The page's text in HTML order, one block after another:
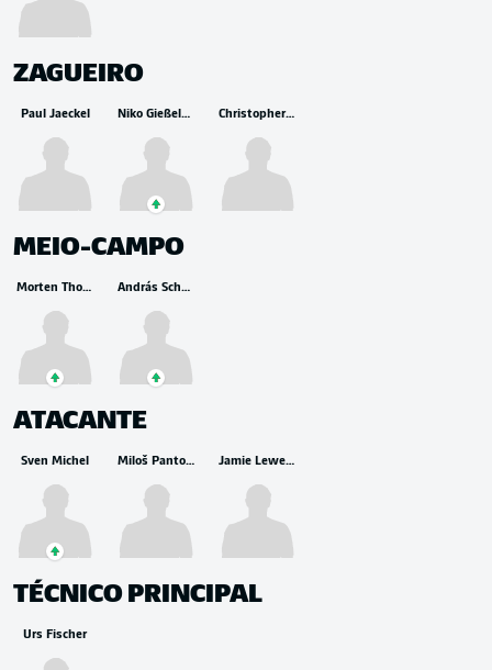
ZAGUEIRO
Paul Jaeckel Niko Gießelmann Christopher Trimmel
MEIO-CAMPO
Morten Thorsby András Schäfer
ATACANTE
Sven Michel Miloš Pantović Jamie Leweling
TÉCNICO PRINCIPAL
Urs Fischer